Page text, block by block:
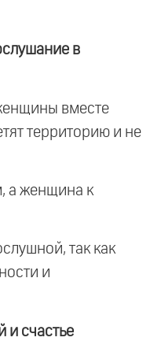
в
вместе
территорию и не
а женщина к
так как
и
и счастье